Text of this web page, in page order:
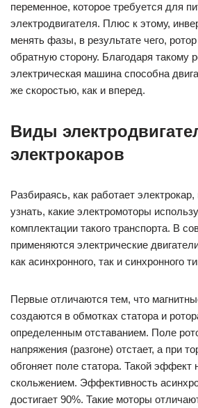
переменное, которое требуется для
электродвигателя. Плюс к этому,
менять фазы, в результате чего,
обратную сторону. Благодаря такому
электрическая машина способна
же скоростью, как и вперед.
Виды
электрокаров
Разбираясь, как работает
узнать, какие электромоторы
комплектации такого транспорта. В
применяются электрические
как асинхронного, так и синхронного
Первые отличаются тем, что
создаются в обмотках статора и
определенным отставанием. Поле
напряжения (разгоне) отстает, а при
обгоняет поле статора. Такой эффект
скольжением. Эффективность
достигает 90%. Такие моторы